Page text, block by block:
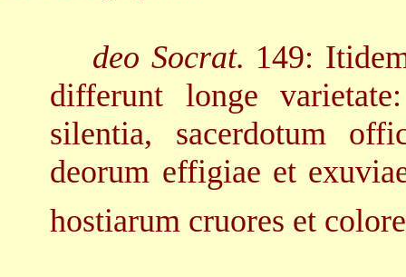
deo Socrat. 149:
differunt longe
silentia, sacerdotum
deorum effigiae et
hostiarum cruores et